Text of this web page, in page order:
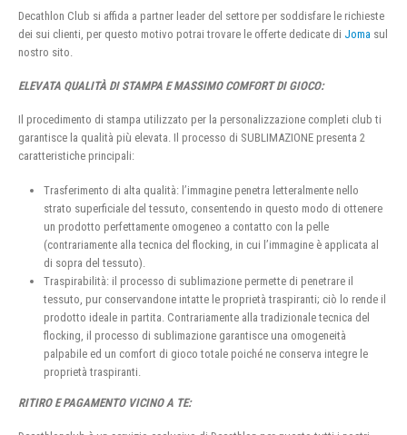
Decathlon Club si affida a partner leader del settore per soddisfare le richieste
dei sui clienti, per questo motivo potrai trovare le offerte dedicate di Joma sul
nostro sito.
ELEVATA QUALITÀ DI STAMPA E MASSIMO COMFORT DI GIOCO:
Il procedimento di stampa utilizzato per la personalizzazione completi club ti
garantisce la qualità più elevata. Il processo di SUBLIMAZIONE presenta 2
caratteristiche principali:
Trasferimento di alta qualità: l’immagine penetra letteralmente nello
strato superficiale del tessuto, consentendo in questo modo di ottenere
un prodotto perfettamente omogeneo a contatto con la pelle
(contrariamente alla tecnica del flocking, in cui l’immagine è applicata al
di sopra del tessuto).
Traspirabilità: il processo di sublimazione permette di penetrare il
tessuto, pur conservandone intatte le proprietà traspiranti; ciò lo rende il
prodotto ideale in partita. Contrariamente alla tradizionale tecnica del
flocking, il processo di sublimazione garantisce una omogeneità
palpabile ed un comfort di gioco totale poiché ne conserva integre le
proprietà traspiranti.
RITIRO E PAGAMENTO VICINO A TE: